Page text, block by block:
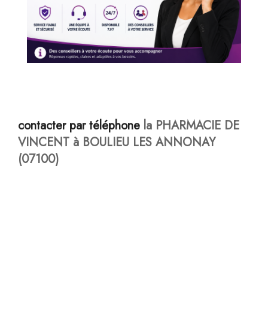
contacter par téléphone la PHARMACIE DE
VINCENT à BOULIEU LES ANNONAY
(07100)